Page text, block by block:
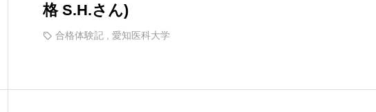
格 S.H.さん)
合格体験記 , 愛知医科大学